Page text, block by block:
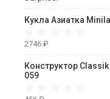
Кукла Азиатка
2746 ₽
Конструктор
059